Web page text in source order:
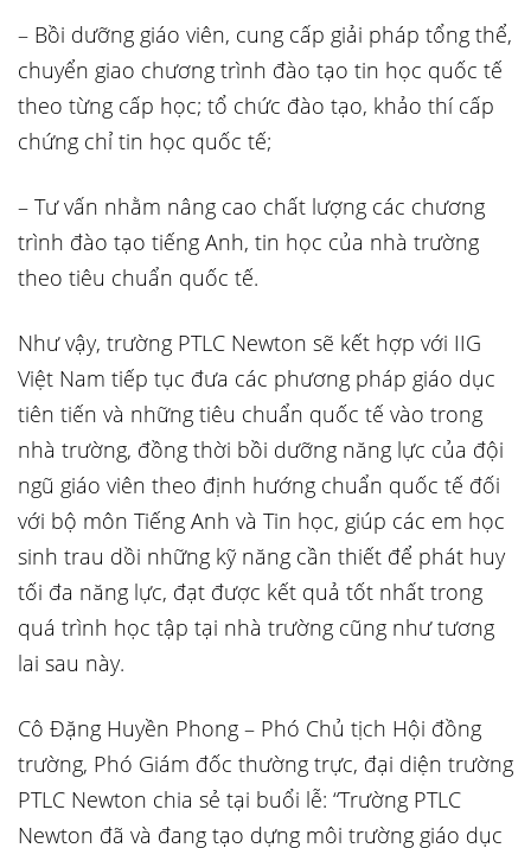
– Bồi dưỡng giáo viên, cung cấp giải pháp tổng thể,
chuyển giao chương trình đào tạo tin học quốc tế
theo từng cấp học; tổ chức đào tạo, khảo thí cấp
chứng chỉ tin học quốc tế;
– Tư vấn nhằm nâng cao chất lượng các chương
trình đào tạo tiếng Anh, tin học của nhà trường
theo tiêu chuẩn quốc tế.
Như vậy, trường PTLC Newton sẽ kết hợp với IIG
Việt Nam tiếp tục đưa các phương pháp giáo dục
tiên tiến và những tiêu chuẩn quốc tế vào trong
nhà trường, đồng thời bồi dưỡng năng lực của đội
ngũ giáo viên theo định hướng chuẩn quốc tế đối
với bộ môn Tiếng Anh và Tin học, giúp các em học
sinh trau dồi những kỹ năng cần thiết để phát huy
tối đa năng lực, đạt được kết quả tốt nhất trong
quá trình học tập tại nhà trường cũng như tương
lai sau này.
Cô Đặng Huyền Phong – Phó Chủ tịch Hội đồng
trường, Phó Giám đốc thường trực, đại diện trường
PTLC Newton chia sẻ tại buổi lễ: “Trường PTLC
Newton đã và đang tạo dựng môi trường giáo dục